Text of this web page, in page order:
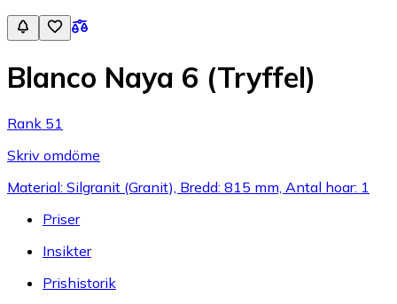
Blanco Naya 6 (Tryffel)
Rank 51
Skriv omdöme
Material: Silgranit (Granit), Bredd: 815 mm, Antal hoar: 1
Priser
Insikter
Prishistorik